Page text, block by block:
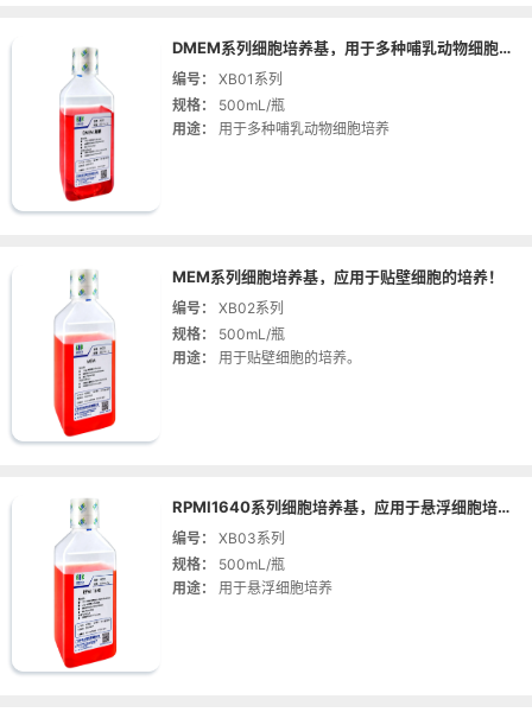
DMEM系列细胞培养基，用于多种哺乳动物细胞培养！
编号：
XB01系列
规格：
500mL/瓶
用途：
用于多种哺乳动物细胞培养
MEM系列细胞培养基，应用于贴壁细胞的培养！
编号：
XB02系列
规格：
500mL/瓶
用途：
用于贴壁细胞的培养。
RPMI1640系列细胞培养基，应用于悬浮细胞培养！
编号：
XB03系列
规格：
500mL/瓶
用途：
用于悬浮细胞培养